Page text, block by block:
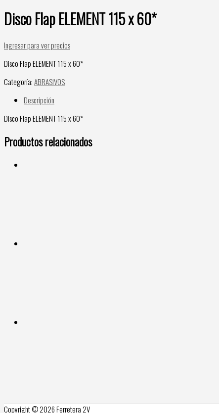
Disco Flap ELEMENT 115 x 60*
Ingresar para ver precios
Disco Flap ELEMENT 115 x 60*
Categoría:ABRASIVOS
Descripción
Disco Flap ELEMENT 115 x 60*
Productos relacionados
Copyright © 2026Ferretera 2V